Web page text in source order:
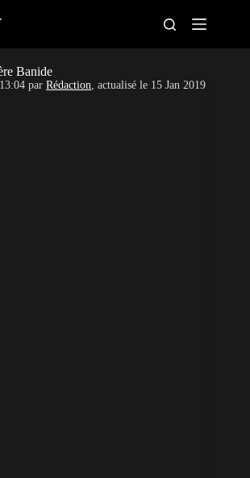
CAN féminine
Banide
par Rédaction, actualisé le 15 Jan 2019